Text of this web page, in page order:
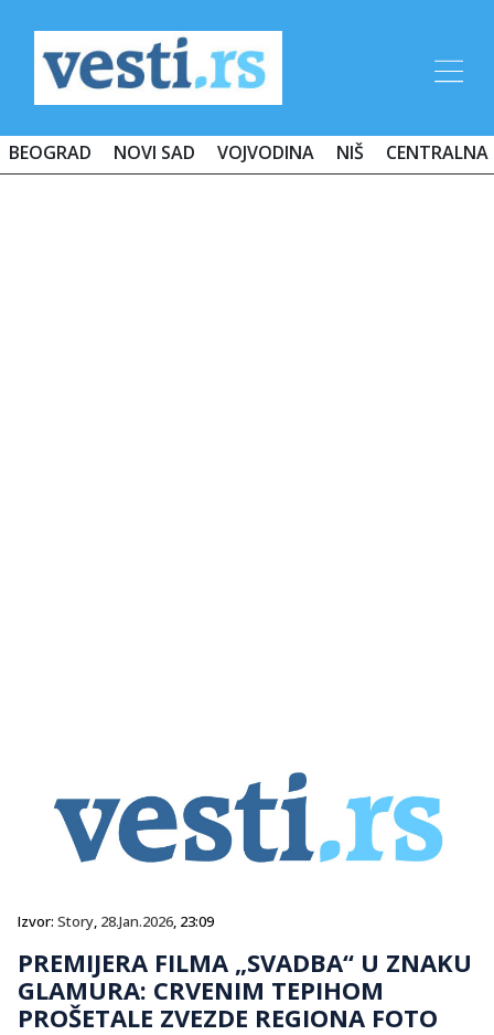
BEOGRAD NOVI SAD VOJVODINA NIŠ CENTRALNA
Izvor: Story, 28.Jan.2026, 23:09
PREMIJERA FILMA „SVADBA“ U ZNAKU
GLAMURA: CRVENIM TEPIHOM
PROŠETALE ZVEZDE REGIONA FOTO